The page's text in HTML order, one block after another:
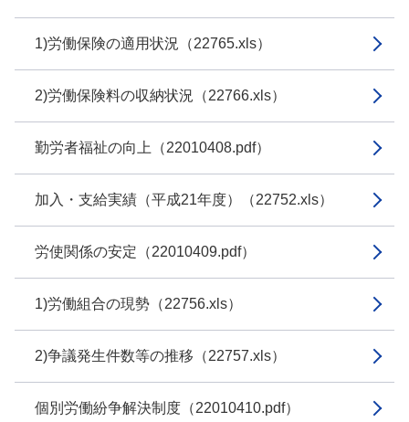
1)労働保険の適用状況（22765.xls）
2)労働保険料の収納状況（22766.xls）
勤労者福祉の向上（22010408.pdf）
加入・支給実績（平成21年度）（22752.xls）
労使関係の安定（22010409.pdf）
1)労働組合の現勢（22756.xls）
2)争議発生件数等の推移（22757.xls）
個別労働紛争解決制度（22010410.pdf）